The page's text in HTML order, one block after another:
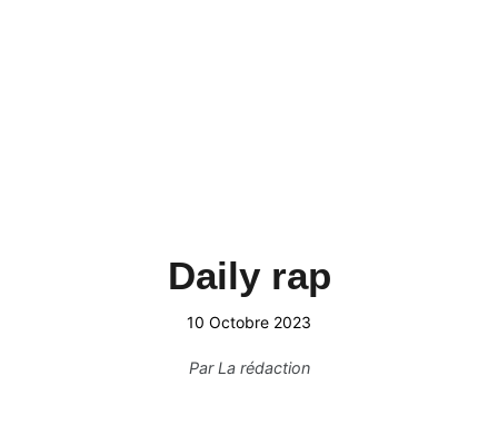
Daily rap
10 Octobre 2023
ParLa rédaction